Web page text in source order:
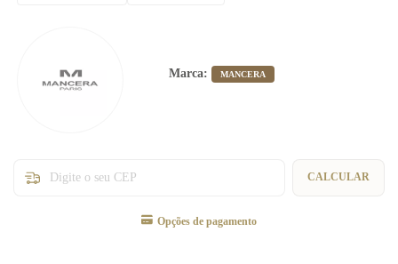
Marca: MANCERA
CALCULAR
Opções de pagamento